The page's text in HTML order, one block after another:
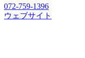
072-759-1396
ウェブサイト